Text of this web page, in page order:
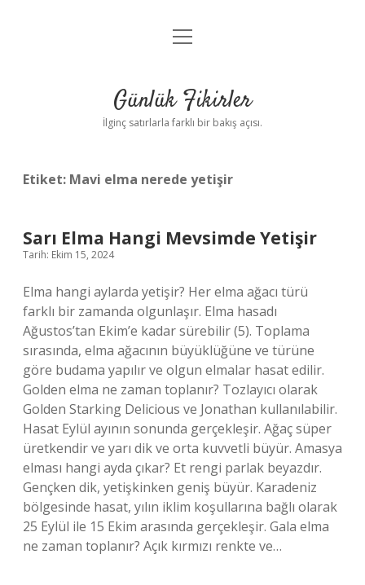
Anasayfa
Yasal Uyarı
menüyü
Günlük Fikirler
İlginç satırlarla farklı bir bakış açısı.
Etiket: Mavi elma nerede yetişir
Sarı Elma Hangi Mevsimde Yetişir
Tarih: Ekim 15, 2024
Elma hangi aylarda yetişir? Her elma ağacı türü
farklı bir zamanda olgunlaşır. Elma hasadı
Ağustos’tan Ekim’e kadar sürebilir (5). Toplama
sırasında, elma ağacının büyüklüğüne ve türüne
göre budama yapılır ve olgun elmalar hasat edilir.
Golden elma ne zaman toplanır? Tozlayıcı olarak
Golden Starking Delicious ve Jonathan kullanılabilir.
Hasat Eylül ayının sonunda gerçekleşir. Ağaç süper
üretkendir ve yarı dik ve orta kuvvetli büyür. Amasya
elması hangi ayda çıkar? Et rengi parlak beyazdır.
Gençken dik, yetişkinken geniş büyür. Karadeniz
bölgesinde hasat, yılın iklim koşullarına bağlı olarak
25 Eylül ile 15 Ekim arasında gerçekleşir. Gala elma
ne zaman toplanır? Açık kırmızı renkte ve…